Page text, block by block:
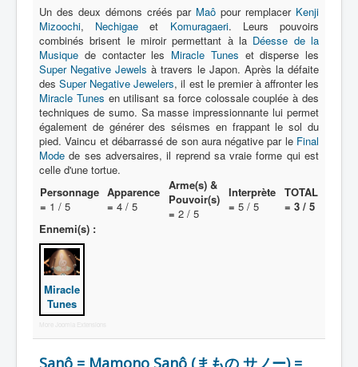
Objet
Lieu
Épisode
Référence
Fanservice
Générique
A
C
D
E
Un des deux démons créés par Maô pour remplacer Kenji
Mizoochi, Nechigae et Komuragaeri. Leurs pouvoirs
combinés brisent le miroir permettant à la Déesse de la
Musique de contacter les Miracle Tunes et disperse les
Super Negative Jewels à travers le Japon. Après la défaite
desSuper Negative Jewelers, il est le premier à affronter les
Miracle Tunes en utilisant sa force colossale couplée à des
techniques de sumo. Sa masse impressionnante lui permet
également de générer des séismes en frappant le sol du
pied. Vaincu et débarrassé de son aura négative par le Final
Mode de ses adversaires, il reprend sa vraie forme qui est
celle d'une tortue.
Personnage
= 1 / 5
Apparence
= 4 / 5
Arme(s) &
Pouvoir(s)
= 2 / 5
Interprète
= 5 / 5
TOTAL
= 3 / 5
Ennemi(s) :
Miracle
Tunes
More Joomla Extensions
Sanô = Mamono Sanô (まもの サノー) =